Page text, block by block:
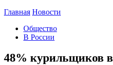
Главная Новости
Общество
В России
48% курильщиков